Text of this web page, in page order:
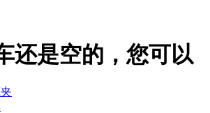
还是空的，您可以